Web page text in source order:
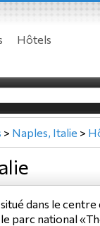
Hôtels
> Naples, Italie >
dans le
parc national